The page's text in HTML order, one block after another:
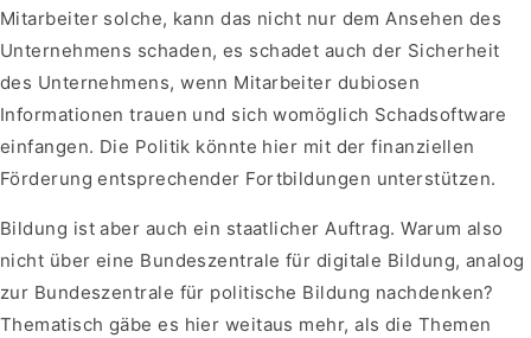
Mitarbeiter solche, kann das nicht nur dem Ansehen des
Unternehmens schaden, es schadet auch der Sicherheit
des Unternehmens, wenn Mitarbeiter dubiosen
Informationen trauen und sich womöglich Schadsoftware
einfangen. Die Politik könnte hier mit der finanziellen
Förderung entsprechender Fortbildungen unterstützen.
Bildung ist aber auch ein staatlicher Auftrag. Warum also
nicht über eine Bundeszentrale für digitale Bildung, analog
zur Bundeszentrale für politische Bildung nachdenken?
Thematisch gäbe es hier weitaus mehr, als die Themen